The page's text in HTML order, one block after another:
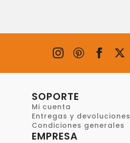
SOPORTE
Mi cuenta
Entregas y devoluciones
Condiciones generales
EMPRESA